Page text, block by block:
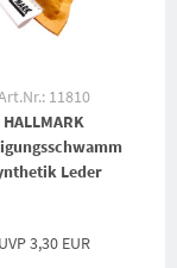
11810
HALLMARK
Leder
UVP3,30 EUR